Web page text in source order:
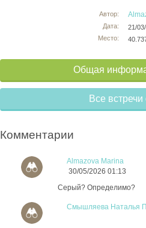
Автор:
Дата:
Место:
21/
Общая
Все
Комментарии
Almazova Marina
30/05/2026 01:13
Серый? Определимо?
Смышляева Наталья